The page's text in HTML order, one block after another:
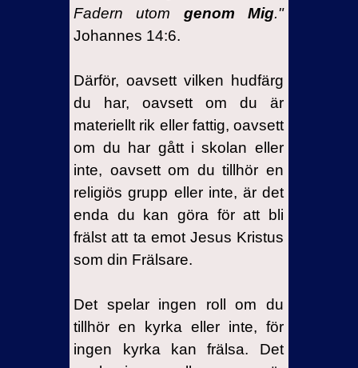
Fadern utom genom Mig."
Johannes 14:6.
Därför, oavsett vilken hudfärg
du har, oavsett om du är
materiellt rik eller fattig, oavsett
om du har gått i skolan eller
inte, oavsett om du tillhör en
religiös grupp eller inte, är det
enda du kan göra för att bli
frälst att ta emot Jesus Kristus
som din Frälsare.
Det spelar ingen roll om du
tillhör en kyrka eller inte, för
ingen kyrka kan frälsa. Det